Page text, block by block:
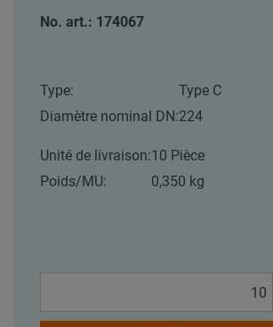
No. art.: 174067
Type:
Type C
Diamètre nominal DN:224
Unité de livraison:10 Pièce
Poids/MU:
0,350 kg